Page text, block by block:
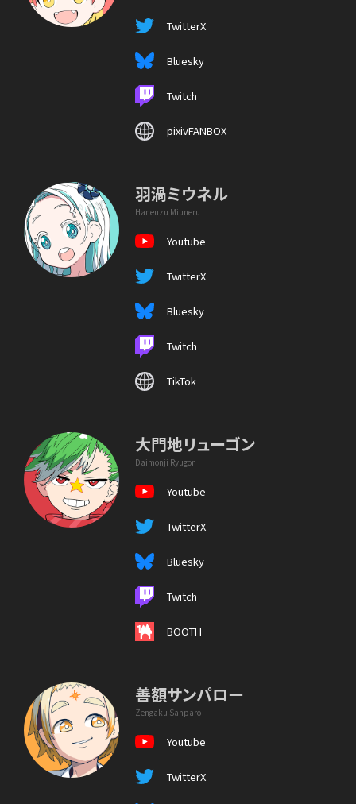
TwitterX
Bluesky
Twitch
pixivFANBOX
羽渦ミウネル
Haneuzu Miuneru
Youtube
TwitterX
Bluesky
Twitch
TikTok
大門地リューゴン
Daimonji Ryugon
Youtube
TwitterX
Bluesky
Twitch
BOOTH
善額サンパロー
Zengaku Sanparo
Youtube
TwitterX